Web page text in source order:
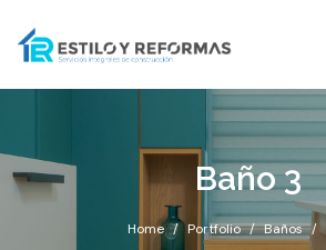
Baño 3
Home Portfolio Baños